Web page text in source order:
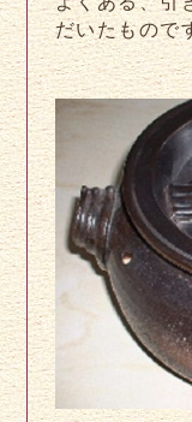
だいたもので